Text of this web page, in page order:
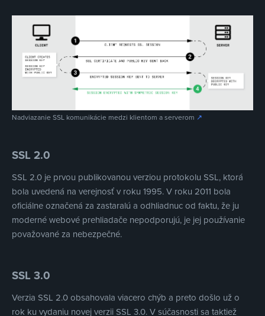
Nadviazanie SSL komunikácie medzi klientom a serverom ↗
SSL 2.0
SSL 2.0 je prvou publikovanou verziou protokolu SSL, ktorá
bola uvedená na verejnosť v roku 1995. V roku 2011 bola
oficiálne označená za zastaralú a odhliadnuc od faktu, že ju
moderné webové prehliadače nepodporujú, je jej používanie
považované za nebezpečné.
SSL 3.0
Verzia SSL 2.0 obsahovala viacero chýb a preto došlo už o
rok ku vydaniu novej verzii SSL 3.0. V súčasnosti sa taktiež